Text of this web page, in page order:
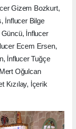
Gizem Bozkurt,
İnflucer Bilge
İnflucer
Ecem Ersen,
İnflucer Tuğçe
Oğulcan
Kızılay, İçerik